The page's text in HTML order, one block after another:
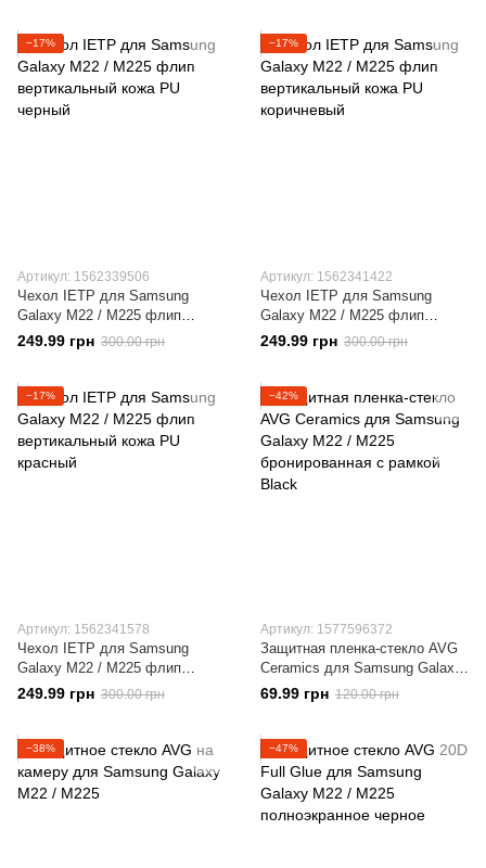
−17%
Артикул: 1562339506
Чехол IETP для Samsung
Galaxy M22 / M225 флип
вертикальный кожа PU черный
249.99 грн 300.00 грн
−17%
Артикул: 1562341422
Чехол IETP для Samsung
Galaxy M22 / M225 флип
вертикальный кожа PU
коричневый
249.99 грн 300.00 грн
−17%
Артикул: 1562341578
Чехол IETP для Samsung
Galaxy M22 / M225 флип
вертикальный кожа PU
249.99 грн 300.00 грн
−42%
Артикул: 1577596372
Защитная пленка-стекло AVG
Ceramics для Samsung Galaxy
M22 / M225 бронированная с
рамкой Black
69.99 грн 120.00 грн
−38% −47%